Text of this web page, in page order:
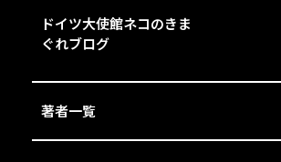
ドイツ大使館ネコのきま
ぐれブログ
著者一覧